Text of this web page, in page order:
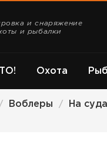
и снаряжение
и рыбалки
Охота
/ Воблеры / На